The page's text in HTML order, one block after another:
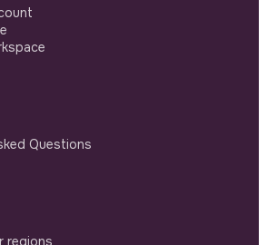
Questions
regions